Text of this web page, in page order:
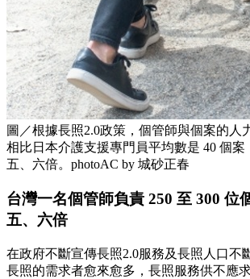
圖／根據長照2.0政策，個管師與個案的人
相比日本介護支援專門員平均數是 40 個案
五、六倍。photoAC by 城砂正春
台灣一名個管師負責 250 至 300 位
五、六倍
在政府不斷宣傳長照2.0服務及長照人口不
長照的需求者愈來愈多，長照服務供不應